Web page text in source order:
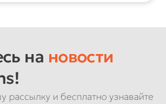
на новости
рассылку и бесплатно узнавайте